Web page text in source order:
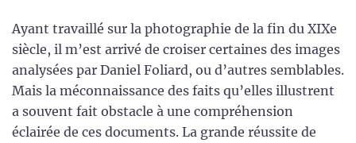
Ayant travaillé sur la photographie de la fin du XIXe
siècle, il m’est arrivé de croiser certaines des images
analysées par Daniel Foliard, ou d’autres semblables.
Mais la méconnaissance des faits qu’elles illustrent
a souvent fait obstacle à une compréhension
éclairée de ces documents. La grande réussite de